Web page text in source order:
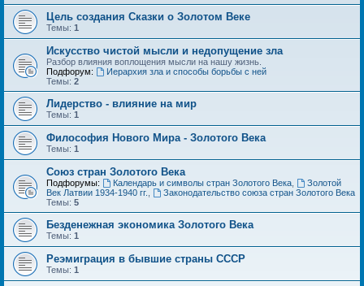
Цель создания Сказки о Золотом Веке
Темы: 1
Искусство чистой мысли и недопущение зла
Разбор влияния воплощения мысли на нашу жизнь.
Подфорум:
Иерархия зла и способы борьбы с ней
Темы: 2
Лидерство - влияние на мир
Темы: 1
Философия Нового Мира - Золотого Века
Темы: 1
Cоюз стран Золотого Века
Подфорумы: Календарь и символы стран Золотого Века,
Золотой
Век Латвии 1934-1940 гг.
Законодательство союза стран Золотого Века
Темы: 5
Безденежная экономика Золотого Века
Темы: 1
Реэмиграция в бывшие страны СССР
Темы: 1